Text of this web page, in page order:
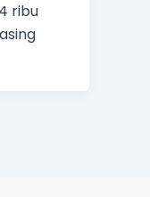
ribu